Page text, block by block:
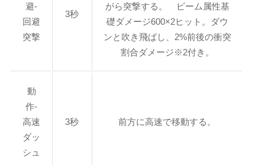
避-
回避
突撃
3秒
がら突撃する。 ビーム属性基
礎ダメージ600×2ヒット。ダウ
ンと吹き飛ばし、2%前後の衝突
割合ダメージ※2付き。
動
作-
高速
ダッ
シュ
3秒 前方に高速で移動する。